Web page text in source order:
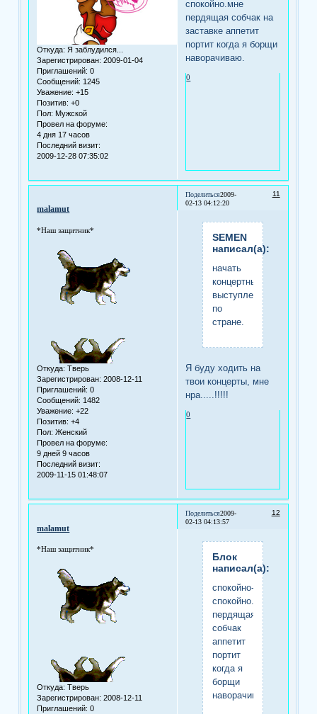
Откуда: Я заблудился...
Зарегистрирован: 2009-01-04
Приглашений: 0
Сообщений: 1245
Уважение: +15
Позитив: +0
Пол: Мужской
Провел на форуме:
4 дня 17 часов
Последний визит:
2009-12-28 07:35:02
спокойно.мне
пердящая собчак на
заставке аппетит
портит когда я борщи
наворачиваю.
0
Поделиться 11
2009-
02-13 04:12:20
malamut
*Наш защитник*
Откуда: Тверь
Зарегистрирован: 2008-12-11
Приглашений: 0
Сообщений: 1482
Уважение: +22
Позитив: +4
Пол: Женский
Провел на форуме:
9 дней 9 часов
Последний визит:
2009-11-15 01:48:07
SEMEN
написал(а):
начать
концертные
выступления
по
стране.
Я буду ходить на
твои концерты, мне
нра.....!!!!!
0
Поделиться 12
2009-
02-13 04:13:57
malamut
*Наш защитник*
Откуда: Тверь
Зарегистрирован: 2008-12-11
Приглашений: 0
Блок
написал(а):
спокойно-
спокойно.мне
пердящая
собчак
аппетит
портит
когда я
борщи
наворачиваю